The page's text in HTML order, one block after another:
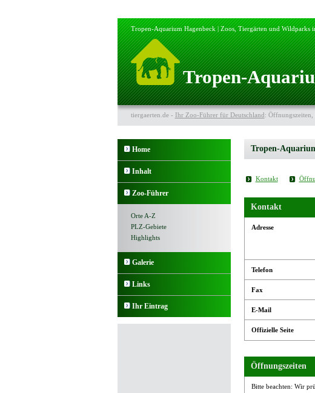
Tropen-Aquarium Hagenbeck | Zoos, Tiergärten und Wildparks
Tropen-
tiergaerten.de - Ihr Zoo-Führer für Deutschland: Öffnungszeiten,
Home
Inhalt
Zoo-Führer
Orte A-Z
PLZ-Gebiete
Highlights
Galerie
Links
Ihr Eintrag
Tropen-
Kontakt
Kontakt
Adresse
Telefon
Fax
E-Mail
Offizielle Seite
Öffnungszeiten
Bitte beachten: Wir